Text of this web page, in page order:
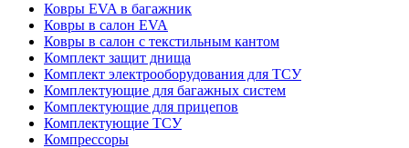
Ковры EVA в багажник
Ковры в салон EVA
Ковры в салон с текстильным кантом
Комплект защит днища
Комплект электрооборудования для ТСУ
Комплектующие для багажных систем
Комплектующие для прицепов
Комплектующие ТСУ
Компрессоры